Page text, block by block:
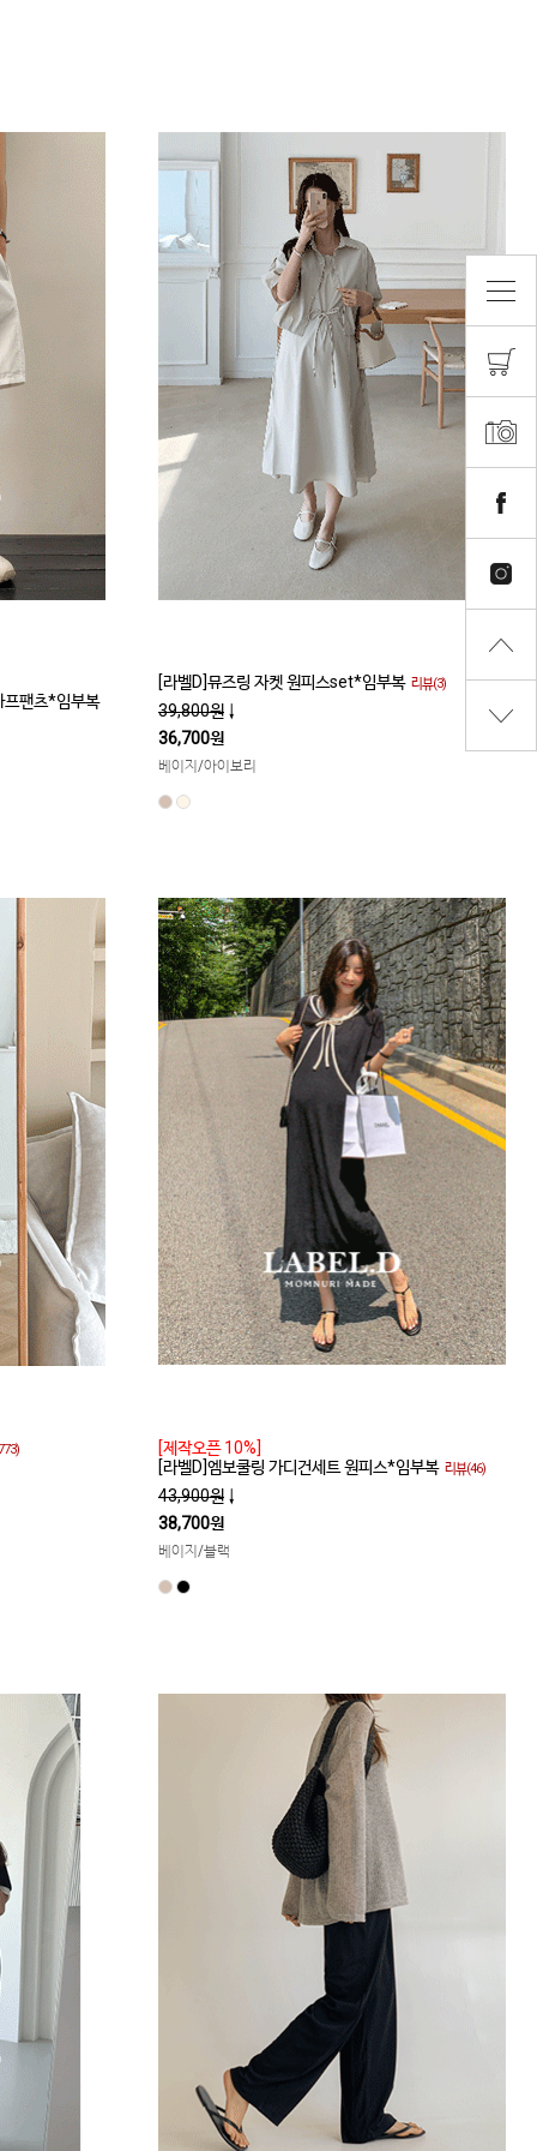
프팬츠*임부복
[라벨D]뮤즈링 자켓 원피스set*임부복 리뷰(3)
39,800원 ↓
36,700원
베이지/아이보리
[제작오픈 10%]
[라벨D]엠보쿨링 가디건세트 원피스*임부복 리뷰(46)
43,900원 ↓
38,700원
베이지/블랙